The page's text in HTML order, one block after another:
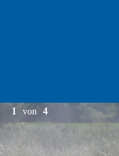
1 von 4